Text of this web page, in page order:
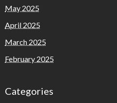
May 2025
April 2025
March 2025
February 2025
Categories